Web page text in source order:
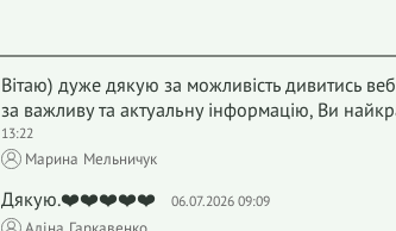
Вітаю) дуже дякую за можливість дивитись
за важливу та актуальну інформацію, Ви
13:22
Марина Мельничук
Дякую.❤️❤️❤️❤️❤️ 06.07.2026 09:09